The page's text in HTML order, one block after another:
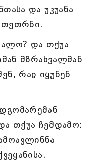
და უკუანა
თეთრნი.
და თქუა
მზრახვალმან
რაჲ იყუნენ
თქუა ჩემდამო: